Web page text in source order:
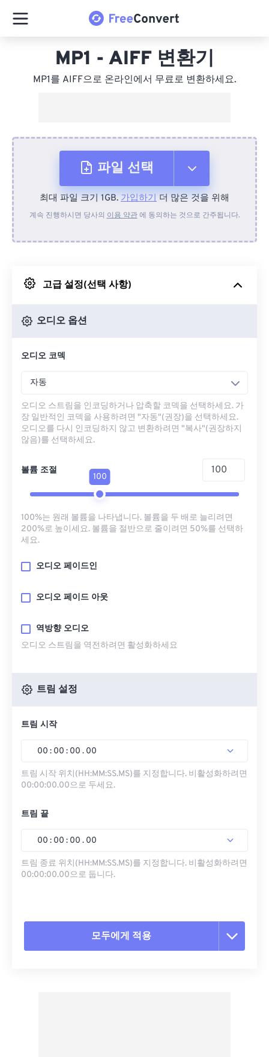
MP1 - AIFF 변환기
MP1를 AIFF으로 온라인에서 무료로 변환하세요.
파일 선택
장치에서
Google 드라이브에서
최대 파일 크기 1GB. 가입하기 더 많은 것을 위해
계속 진행하시면 당사의 이용 약관에 동의하는 것으로 간주됩니다.
고급 설정(선택 사항)
오디오 옵션
오디오 코덱
자동
오디오 스트림을 인코딩하거나 압축할 코덱을 선택하세요. 가
장 일반적인 코덱을 사용하려면 "자동"(권장)을 선택하세요.
오디오를 다시 인코딩하지 않고 변환하려면 "복사"(권장하지
않음)를 선택하세요.
볼륨 조절
100
100%는 원래 볼륨을 나타냅니다. 볼륨을 두 배로 늘리려면
200%로 높이세요. 볼륨을 절반으로 줄이려면 50%를 선택하
세요.
오디오 페이드인
오디오 페이드 아웃
역방향 오디오
오디오 스트림을 역전하려면 활성화하세요
트림 설정
트림 시작
00 : 00 : 00 . 00
트림 시작 위치(HH:MM:SS.MS)를 지정합니다. 비활성화하려면
00:00:00.00으로 두세요.
트림 끝
00 : 00 : 00 . 00
트림 종료 위치(HH:MM:SS.MS)를 지정합니다. 비활성화하려면
00:00:00.00으로 둡니다.
모두에게 적용